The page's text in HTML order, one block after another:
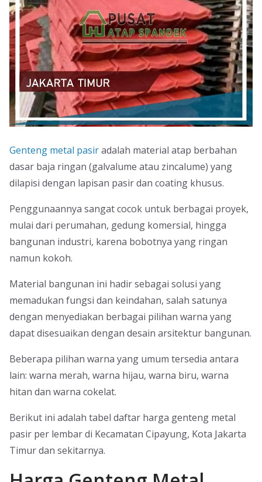
Genteng metal pasiradalah material atap berbahan
dasar baja ringan (galvalume atau zincalume) yang
dilapisi dengan lapisan pasir dan coating khusus.
Penggunaannya sangat cocok untuk berbagai proyek,
mulai dari perumahan, gedung komersial, hingga
bangunan industri, karena bobotnya yang ringan
namun kokoh.
Material bangunan ini hadir sebagai solusi yang
memadukan fungsi dan keindahan, salah satunya
dengan menyediakan berbagai pilihan warna yang
dapat disesuaikan dengan desain arsitektur bangunan.
Beberapa pilihan warna yang umum tersedia antara
lain: warna merah, warna hijau, warna biru, warna
hitan dan warna cokelat.
Berikut ini adalah tabel daftar harga genteng metal
pasir per lembar di Kecamatan Cipayung, Kota Jakarta
Timur dan sekitarnya.